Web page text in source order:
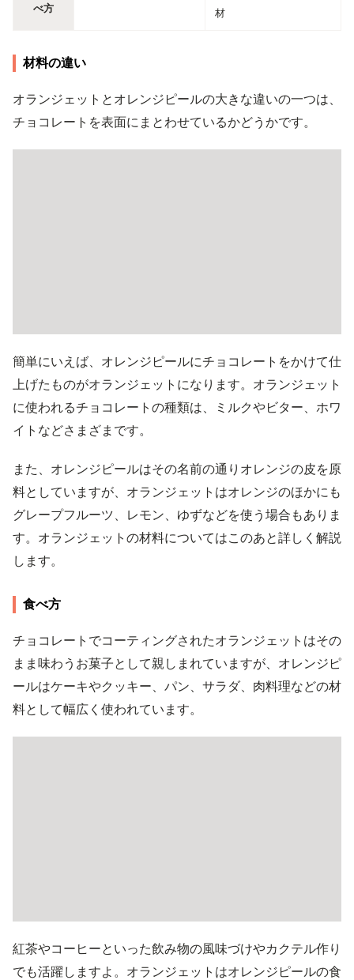
べ方 材
材料の違い
オランジェットとオレンジピールの大きな違いの一つは、
チョコレートを表面にまとわせているかどうかです。
簡単にいえば、オレンジピールにチョコレートをかけて仕
上げたものがオランジェットになります。オランジェット
に使われるチョコレートの種類は、ミルクやビター、ホワ
イトなどさまざまです。
また、オレンジピールはその名前の通りオレンジの皮を原
料としていますが、オランジェットはオレンジのほかにも
グレープフルーツ、レモン、ゆずなどを使う場合もありま
す。オランジェットの材料についてはこのあと詳しく解説
します。
食べ方
チョコレートでコーティングされたオランジェットはその
まま味わうお菓子として親しまれていますが、オレンジピ
ールはケーキやクッキー、パン、サラダ、肉料理などの材
料として幅広く使われています。
紅茶やコーヒーといった飲み物の風味づけやカクテル作り
でも活躍しますよ。オランジェットはオレンジピールの食